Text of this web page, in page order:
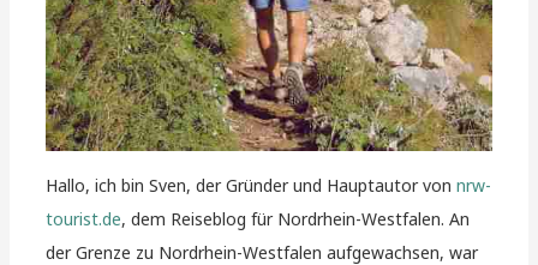
Hallo, ich bin Sven, der Gründer und Hauptautor vonnrw-
tourist.de, dem Reiseblog für Nordrhein-Westfalen. An
der Grenze zu Nordrhein-Westfalen aufgewachsen, war